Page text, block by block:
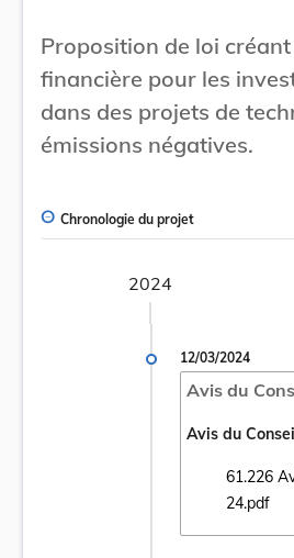
Proposition de loi
financière pour les
dans des projets de
émissions négatives.
Chronologie du projet
2024
12/03/2024
Avis du
Avis du
61.226
24.pdf
Ouvrir le